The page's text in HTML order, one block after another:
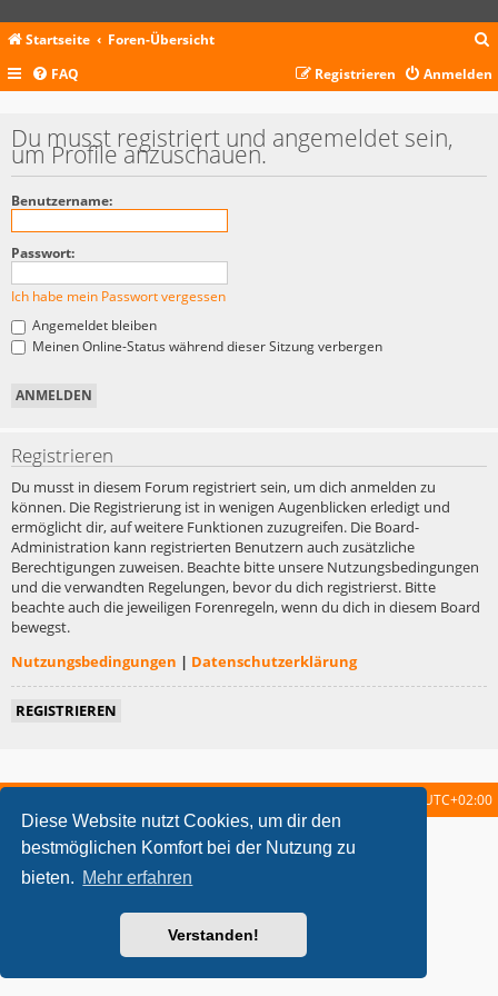
Diese Website nutzt Cookies, um dir den
bestmöglichen Komfort bei der Nutzung zu
bieten. Mehr erfahren
Verstanden!
Startseite Foren-Übersicht
c
FAQ Anmelden
Registrieren
Du musst registriert und angemeldet sein,
um Profile anzuschauen.
Benutzername:
Passwort:
Ich habe mein Passwort vergessen
Angemeldet bleiben
Meinen Online-Status während dieser Sitzung verbergen
Registrieren
Du musst in diesem Forum registriert sein, um dich anmelden zu
können. Die Registrierung ist in wenigen Augenblicken erledigt und
ermöglicht dir, auf weitere Funktionen zuzugreifen. Die Board-
Administration kann registrierten Benutzern auch zusätzliche
Berechtigungen zuweisen. Beachte bitte unsere Nutzungsbedingungen
und die verwandten Regelungen, bevor du dich registrierst. Bitte
beachte auch die jeweiligen Forenregeln, wenn du dich in diesem Board
bewegst.
Nutzungsbedingungen | Datenschutzerklärung
REGISTRIEREN
UTC+02:00
metrolike style by Eric Seguin Updated for phpBB3.2 by
Powered byphpBB ® Forum Software © phpBB Limited
Deutsche Übersetzung durch